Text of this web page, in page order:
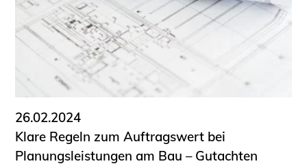
26.02.2024
Klare Regeln zum Auftragswert bei
Planungsleistungen am Bau – Gutachten